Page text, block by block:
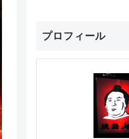
プロフィール